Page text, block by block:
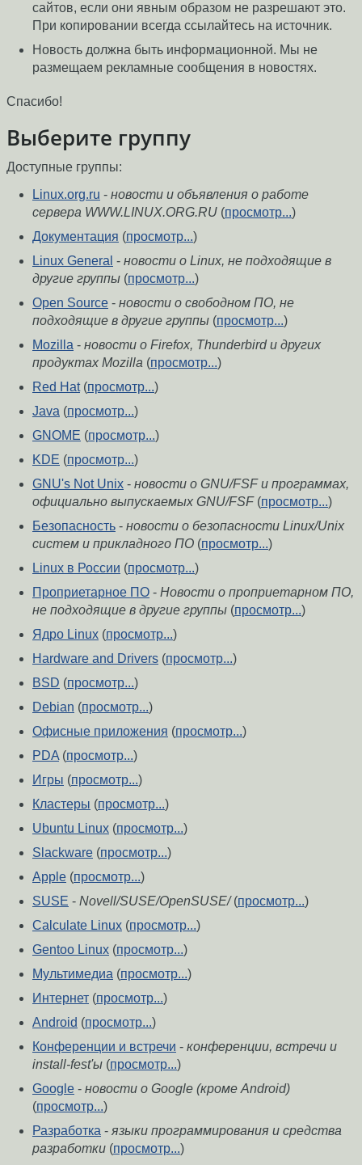
сайтов, если они явным образом не разрешают это.
При копировании всегда ссылайтесь на источник.
Новость должна быть информационной. Мы не
размещаем рекламные сообщения в новостях.
Спасибо!
Выберите группу
Доступные группы:
Linux.org.ru - новости и объявления о работе
сервера WWW.LINUX.ORG.RU (просмотр...)
Документация (просмотр...)
Linux General - новости о Linux, не подходящие в
другие группы (просмотр...)
Open Source - новости о свободном ПО, не
подходящие в другие группы (просмотр...)
Mozilla - новости о Firefox, Thunderbird и других
продуктах Mozilla (просмотр...)
Red Hat(просмотр...)
Java (просмотр...)
GNOME (просмотр...)
KDE (просмотр...)
GNU's Not Unix - новости о GNU/FSF и программах,
официально выпускаемых GNU/FSF(просмотр...)
Безопасность - новости о безопасности Linux/Unix
систем и прикладного ПО (просмотр...)
Linux в России (просмотр...)
Проприетарное ПО - Новости о проприетарном ПО,
не подходящие в другие группы (просмотр...)
Ядро Linux (просмотр...)
Hardware and Drivers (просмотр...)
BSD (просмотр...)
Debian (просмотр...)
Офисные приложения (просмотр...)
PDA (просмотр...)
Игры (просмотр...)
Кластеры (просмотр...)
Ubuntu Linux (просмотр...)
Slackware (просмотр...)
Apple (просмотр...)
SUSE - Novell/SUSE/OpenSUSE/(просмотр...)
Calculate Linux (просмотр...)
Gentoo Linux (просмотр...)
Мультимедиа (просмотр...)
Интернет (просмотр...)
Android (просмотр...)
Конференции и встречи - конференции, встречи и
install-fest'ы (просмотр...)
Google - новости о Google (кроме Android)
(просмотр...)
Разработка - языки программирования и средства
разработки (просмотр...)